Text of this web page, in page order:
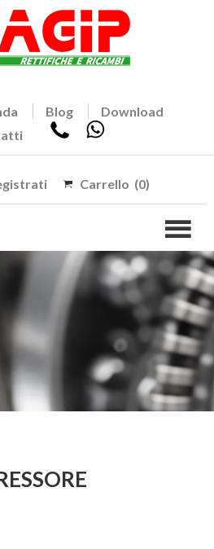
Blog
Download
Carrello (0)